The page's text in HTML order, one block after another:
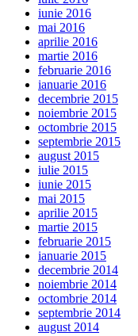
iunie 2016
mai 2016
aprilie 2016
martie 2016
februarie 2016
ianuarie 2016
decembrie 2015
noiembrie 2015
octombrie 2015
septembrie 2015
august 2015
iulie 2015
iunie 2015
mai 2015
aprilie 2015
martie 2015
februarie 2015
ianuarie 2015
decembrie 2014
noiembrie 2014
octombrie 2014
septembrie 2014
august 2014